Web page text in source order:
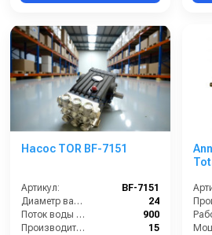
Насос TOR BF-7151
Артикул:
BF-7151
Диаметр вала (мм):
24
Поток воды (л/час):
900
Производительность (л/мин):
15